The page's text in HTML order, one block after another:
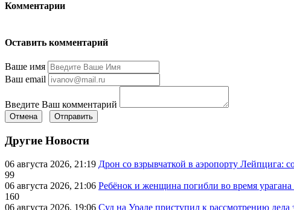
Комментарии
Оставить комментарий
Ваше имя
Ваш email
Введите Ваш комментарий
Отмена Отправить
Другие Новости
06 августа 2026, 21:19 Дрон со взрывчаткой в аэропорту Лейпцига:
99
06 августа 2026, 21:06 Ребёнок и женщина погибли во время
160
06 августа 2026, 19:06 Суд на Урале приступил к рассмотрению